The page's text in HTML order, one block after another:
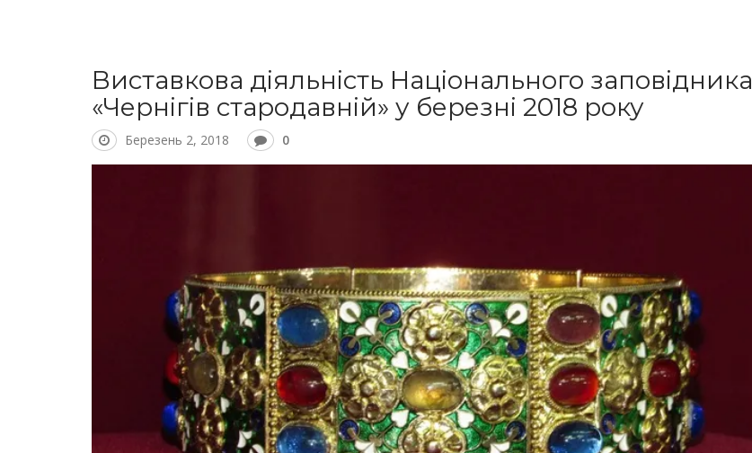
Виставкова діяльність Національного заповідника
«Чернігів стародавній» у березні 2018 року
Березень 2, 2018 0